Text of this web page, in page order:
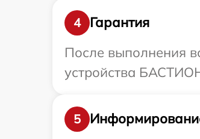
4
Гарантия
После выполнения
устройства
5